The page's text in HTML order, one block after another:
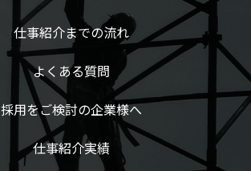
仕事紹介までの流れ
よくある質問
採用をご検討の企業様へ
仕事紹介実績